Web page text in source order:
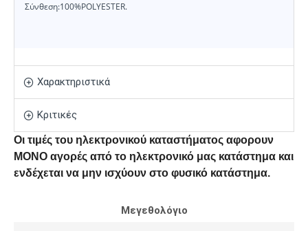
Σύνθεση:100%POLYESTER.
Χαρακτηριστικά
Κριτικές
Οι τιμές του ηλεκτρονικού καταστήματος αφορουν
ΜΟΝΟ αγορές από το ηλεκτρονικό μας κατάστημα και
ενδέχεται να μην ισχύουν στο φυσικό κατάστημα.
Μεγεθολόγιο